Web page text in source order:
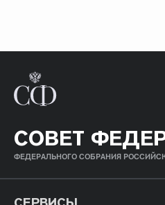
СОВЕТ
ФЕДЕРАЛЬНОГО СОБРАНИЯ